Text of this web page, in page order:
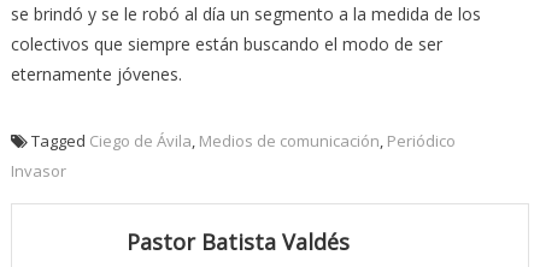
se brindó y se le robó al día un segmento a la medida de los
colectivos que siempre están buscando el modo de ser
eternamente jóvenes.
Tagged Ciego de Ávila, Medios de comunicación, Periódico
Invasor
Pastor Batista Valdés